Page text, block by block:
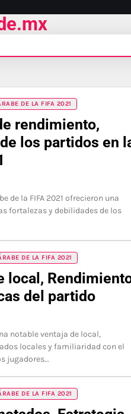
DE LA FIFA 2021
rendimiento,
los partidos en
de la FIFA 2021 ofrecieron una
fortalezas y debilidades de los
DE LA FIFA 2021
local,
del partido
notable ventaja de local,
locales y familiaridad con el
jugadores…
DE LA FIFA 2021